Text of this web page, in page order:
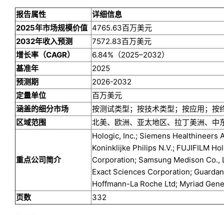
报告属性
详细信息
2025年市场规模价值 4765.63百万美元
2032年收入预测
7572.83百万美元
增长率（CAGR）
6.84%（2025–2032）
基准年
2025
预测期
2026-2032
定量单位
百万美元
涵盖的细分市场
按测试类型；按技术类型；按应用；按
区域范围
北美、欧洲、亚太地区、拉丁美洲、中
重点公司简介
Hologic, Inc.; Siemens Healthineers
Koninklijke Philips N.V.; FUJIFILM
Corporation; Samsung Medison
Exact Sciences Corporation;
Hoffmann-La Roche Ltd; Myriad
页数
332